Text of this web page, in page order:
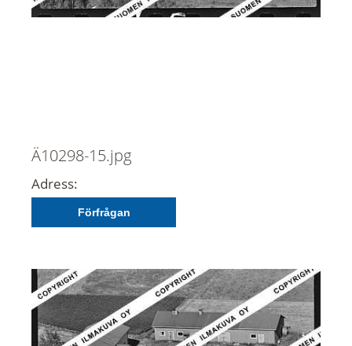
Ä10298-15.jpg
Adress:
Förfrågan